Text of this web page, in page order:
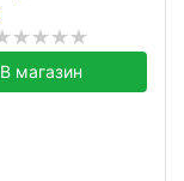
В магазин